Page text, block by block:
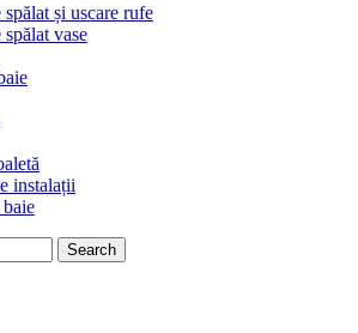
și uscare rufe
vase
instalații
Search